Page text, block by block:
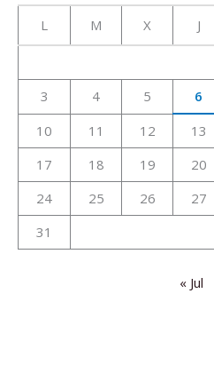
L M X J
3
4 5 6
10
11 12 13
17
18 19 20
24
25 26 27
31
« Jul